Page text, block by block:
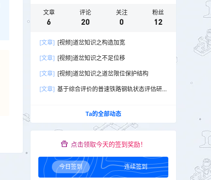
文章
6
评论
20
关注
0
粉丝
12
[文章] [视频]道岔知识之构造加宽
[文章] [视频]道岔知识之不足位移
[文章] [视频]道岔知识之道岔限位保护结构
[文章] 基于综合评价的普速铁路钢轨状态评估研
Ta的全部动态
点击领取今天的签到奖励！
今日签到 连续签到